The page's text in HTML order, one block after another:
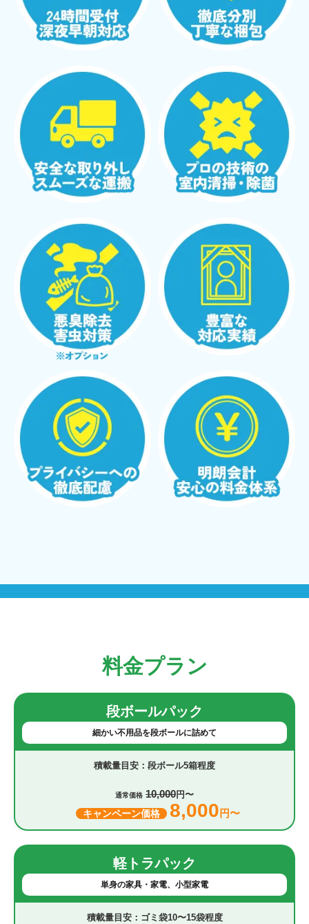
料金プラン
段ボールパック
細かい不用品を段ボールに詰めて
段ボール5箱程度
通常価格 10,000円〜
キャンペーン価格 8,000 円〜
軽トラパック
単身の家具・家電、小型家電
ゴミ袋10〜15袋程度